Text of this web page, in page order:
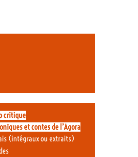
critique
et contes de l’Agora
(intégraux ou extraits)